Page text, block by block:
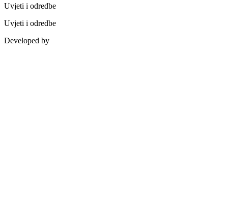
Uvjeti i odredbe
Uvjeti i odredbe
Developed by